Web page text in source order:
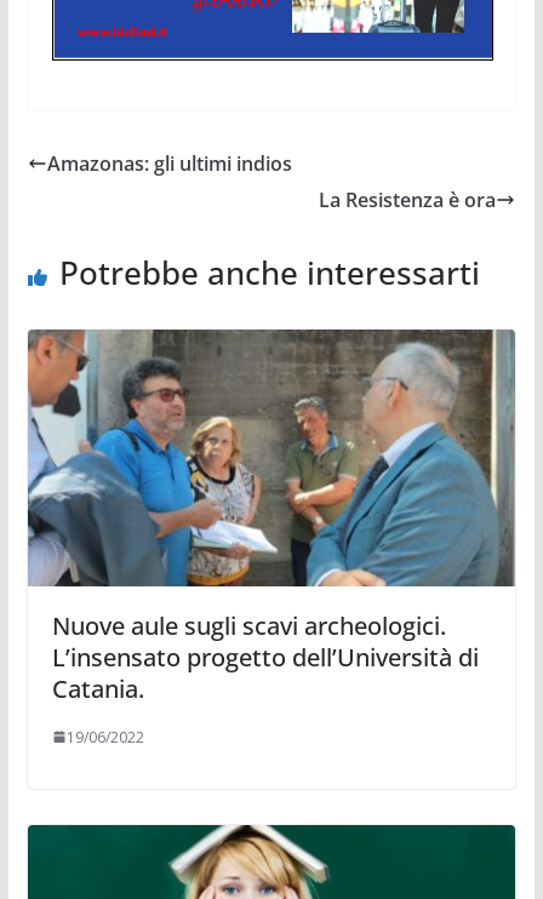
Amazonas: gli ultimi indios
La Resistenza è ora
Potrebbe anche interessarti
Nuove aule sugli scavi archeologici.
L’insensato progetto dell’Università di
Catania.
19/06/2022